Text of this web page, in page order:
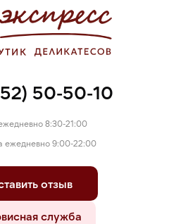
50-50-10
8:30-21:00
ежедневно 9:00-22:00
отзыв
служба